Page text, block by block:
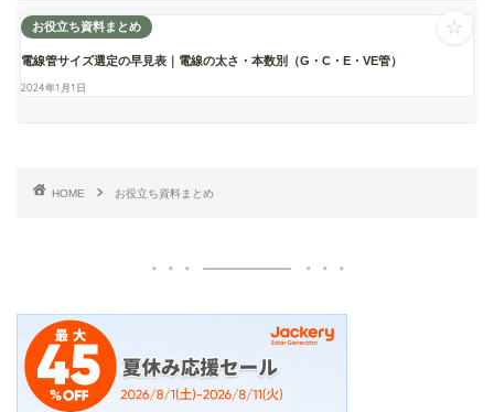
お役立ち資料まとめ
電線管サイズ選定の早見表｜電線の太さ・本数別（G・C・E・VE管）
2024年1月1日
☆
HOME お役立ち資料まとめ